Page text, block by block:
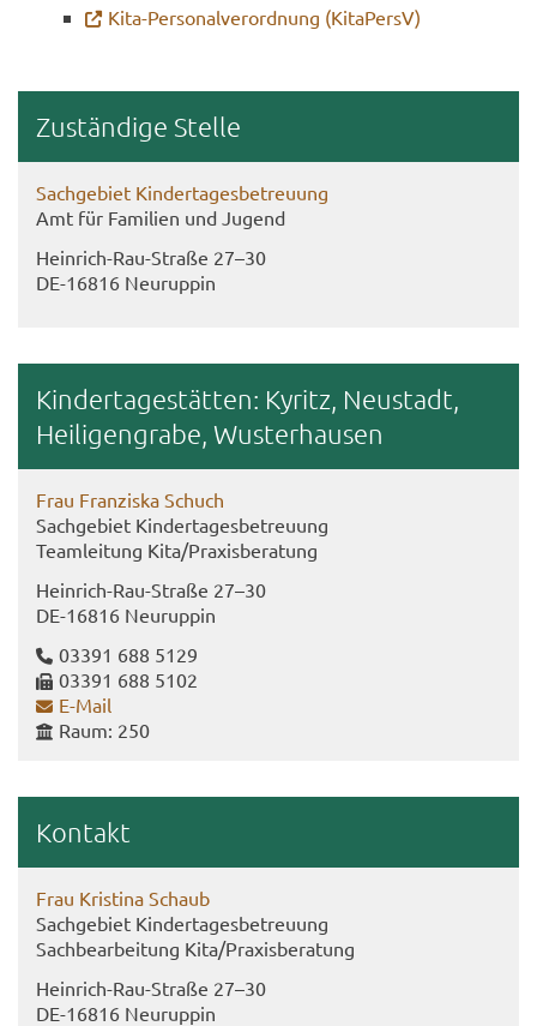
Kita-​Personalverordnung (Ki­ta­PersV)
Zu­stän­di­ge Stel­le
Sach­ge­biet Kin­der­ta­ges­be­treu­ung
Amt für Fa­mi­li­en und Ju­gend
Heinrich-​Rau-Straße 27–30
DE-​16816 Neu­rup­pin
Kin­der­ta­ge­stät­ten: Ky­ritz, Neu­stadt,
Hei­li­gen­gra­be, Wus­ter­hau­sen
Frau Fran­zis­ka Schuch
Sach­ge­biet Kin­der­ta­ges­be­treu­ung
Team­lei­tung Kita/Pra­xis­be­ra­tung
Heinrich-​​Rau-​Straße 27–30
DE-​16816 Neu­rup­pin
03391 688 5129
03391 688 5102
E-​Mail
Raum: 250
Kon­takt
Frau Kris­ti­na Schaub
Sach­ge­biet Kin­der­ta­ges­be­treu­ung
Sach­be­ar­bei­tung Kita/Pra­xis­be­ra­tung
Heinrich-​Rau-Straße 27–30
DE-​16816 Neu­rup­pin